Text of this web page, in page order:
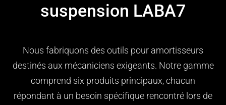
suspension LABA7
Nous fabriquons des outils pour amortisseurs
destinés aux mécaniciens exigeants. Notre gamme
comprend six produits principaux, chacun
répondant à un besoin spécifique rencontré lors de